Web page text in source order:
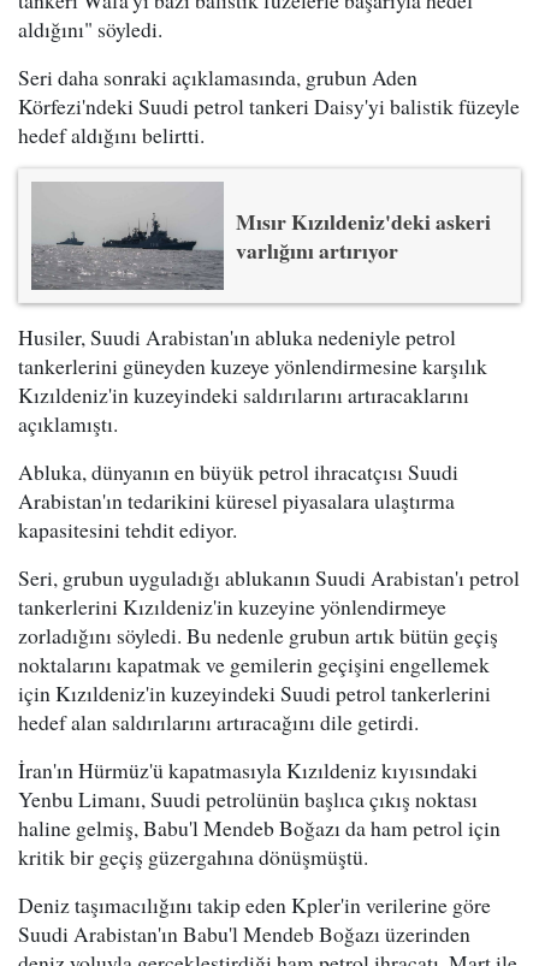
aldığını" söyledi.
Seri daha sonraki açıklamasında, grubun Aden
Körfezi'ndeki Suudi petrol tankeri Daisy'yi balistik füzeyle
hedef aldığını belirtti.
Mısır Kızıldeniz'deki askeri
varlığını artırıyor
Husiler, Suudi Arabistan'ın abluka nedeniyle petrol
tankerlerini güneyden kuzeye yönlendirmesine karşılık
Kızıldeniz'in kuzeyindeki saldırılarını artıracaklarını
açıklamıştı.
Abluka, dünyanın en büyük petrol ihracatçısı Suudi
Arabistan'ın tedarikini küresel piyasalara ulaştırma
kapasitesini tehdit ediyor.
Seri, grubun uyguladığı ablukanın Suudi Arabistan'ı petrol
tankerlerini Kızıldeniz'in kuzeyine yönlendirmeye
zorladığını söyledi. Bu nedenle grubun artık bütün geçiş
noktalarını kapatmak ve gemilerin geçişini engellemek
için Kızıldeniz'in kuzeyindeki Suudi petrol tankerlerini
hedef alan saldırılarını artıracağını dile getirdi.
İran'ın Hürmüz'ü kapatmasıyla Kızıldeniz kıyısındaki
Yenbu Limanı, Suudi petrolünün başlıca çıkış noktası
haline gelmiş, Babu'l Mendeb Boğazı da ham petrol için
kritik bir geçiş güzergahına dönüşmüştü.
Deniz taşımacılığını takip eden Kpler'in verilerine göre
Suudi Arabistan'ın Babu'l Mendeb Boğazı üzerinden